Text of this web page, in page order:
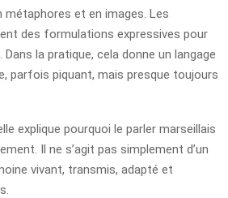
et en images. Les
des formulations expressives pour
la pratique, cela donne un langage
parfois piquant, mais presque toujours
explique pourquoi le parler marseillais
Il ne s’agit pas simplement d’un
vivant, transmis, adapté et